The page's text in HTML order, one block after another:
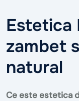
Estetica
zambet
natural
Ce este estetica